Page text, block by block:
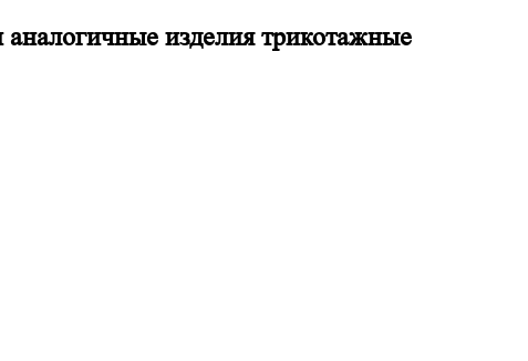
изделия трикотажные